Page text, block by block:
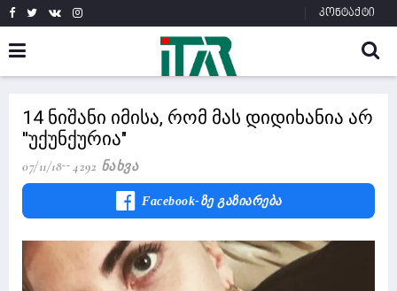
კონტაქტი
14 ნიშანი იმისა, რომ მას დიდიხანია არ
''უქუნქურია"
07/11/18 4292 Ნახვა
Facebook-Ზე Გაზიარება